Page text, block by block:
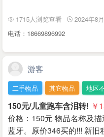
1715人浏览查看 2024年8
电话：18669896992
游客
二手物品 其它物品 地区
150元/儿童跑车含泪转! ￥
价格：150元 物品名称及
蓝牙。原价346买的!!! 新旧